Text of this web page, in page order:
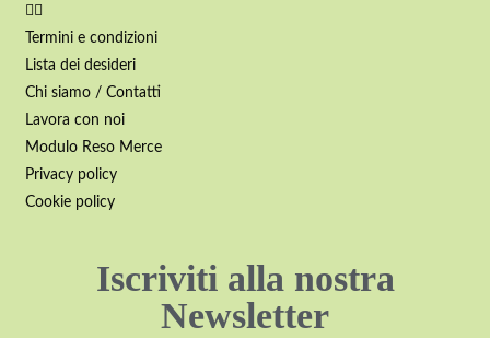
Termini e condizioni
Lista dei desideri
Chi siamo / Contatti
Lavora con noi
Modulo Reso Merce
Privacy policy
Cookie policy
Iscriviti alla nostra
Newsletter